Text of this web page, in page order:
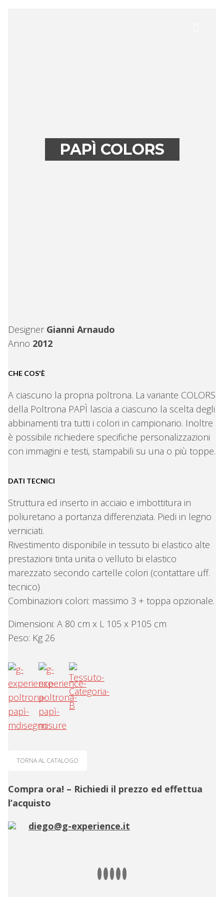
PAPÌ COLORS
DesignerGianni Arnaudo
Anno 2012
CHE COS'È
A ciascuno la propria poltrona. La variante COLORS
della Poltrona PAPÌ lascia a ciascuno la scelta degli
abbinamenti tra tutti i colori in campionario. Inoltre
è possibile richiedere specifiche personalizzazioni
con immagini e testi, stampabili su una o più toppe.
DATI TECNICI
Struttura ed inserto in acciaio e imbottitura in
poliuretano a portanza differenziata. Piedi in legno
verniciati.
Rivestimento disponibile in tessuto bi elastico alte
prestazioni tinta unita o velluto bi elastico
marezzato secondo cartelle colori (contattare uff.
tecnico)
Combinazioni colori: massimo 3 + toppa opzionale.
Dimensioni: A 80 cm x L 105 x P105 cm
Peso: Kg 26
TORNA AL CATALOGO
Compra ora! – Richiedi il prezzo ed effettua
l’acquisto
diego@g-experience.it